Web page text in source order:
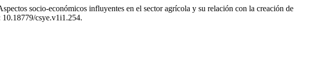
socio-económicos influyentes en el sector agrícola y su relación con la creación de
csye.v1i1.254.